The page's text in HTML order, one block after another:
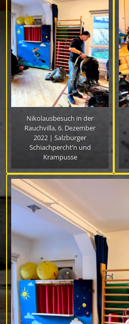
Nikolausbesuch in der
Rauchvilla, 6. Dezember
2022 | Salzburger
Schiachpercht’n und
Krampusse